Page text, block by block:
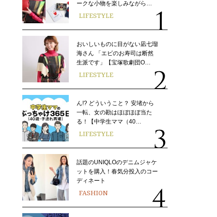
ークな小物を楽しみながら…
LIFESTYLE
おいしいものに目がない凪七瑠
海さん 「エビのお寿司は断然
生派です」【宝塚歌劇団O…
LIFESTYLE
ん!? どういうこと？ 安堵から
一転、女の勘はほぼほぼ当た
る！【中学生ママ（40…
LIFESTYLE
話題のUNIQLOのデニムジャケ
ットを購入！春気分投入のコー
ディネート
FASHION